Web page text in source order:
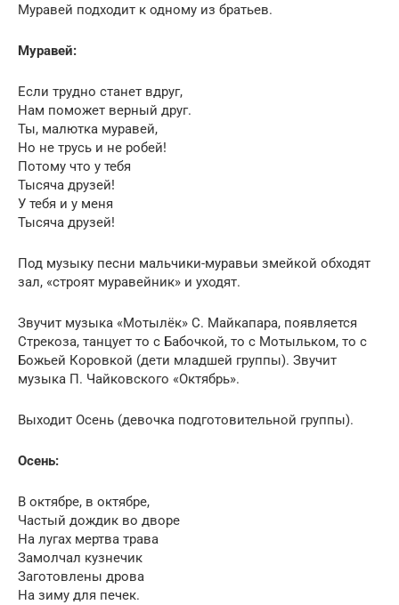
Муравей подходит к одному из братьев.
Муравей:
Если трудно станет вдруг,
Нам поможет верный друг.
Ты, малютка муравей,
Но не трусь и не робей!
Потому что у тебя
Тысяча друзей!
У тебя и у меня
Тысяча друзей!
Под музыку песни мальчики-муравьи змейкой обходят
зал, «строят муравейник» и уходят.
Звучит музыка «Мотылёк» С. Майкапара, появляется
Стрекоза, танцует то с Бабочкой, то с Мотыльком, то с
Божьей Коровкой (дети младшей группы). Звучит
музыка П. Чайковского «Октябрь».
Выходит Осень (девочка подготовительной группы).
Осень:
В октябре, в октябре,
Частый дождик во дворе
На лугах мертва трава
Замолчал кузнечик
Заготовлены дрова
На зиму для печек.